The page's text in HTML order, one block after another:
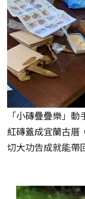
「小磚疊疊樂」
紅磚蓋成宜蘭古厝
切大功告成就能帶